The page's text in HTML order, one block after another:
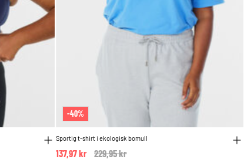
-40%
Sportig t-shirt i ekologisk bomull
Price reduced from
229,95 kr
137,97 kr